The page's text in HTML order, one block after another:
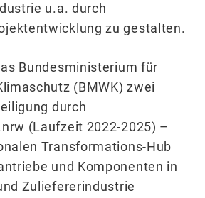
u.a. durch
zu gestalten.
Bundesministerium für
(BMWK) zwei
durch
(Laufzeit 2022-2025) –
Transformations-Hub
und Komponenten in
Zuliefererindustrie